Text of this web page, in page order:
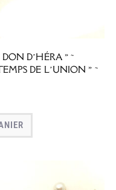
D’HÉRA » ~
DE L’UNION » ~